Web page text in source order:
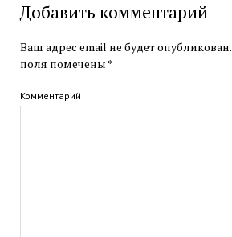
Добавить комментарий
Ваш адрес email не будет опубликован.
поля помечены *
Комментарий